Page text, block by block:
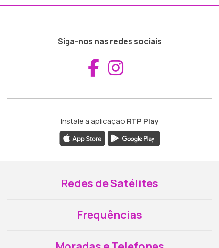
Siga-nos nas redes sociais
Aceder ao
Instale a aplicação RTP Play
Redes de Satélites
Frequências